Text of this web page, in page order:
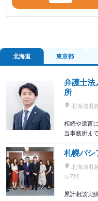
北海道 東京都
弁護士法
所
北海道札
相続や遺言
当事務所ま
札幌パシ
北海道札
ル7階
累計相談実